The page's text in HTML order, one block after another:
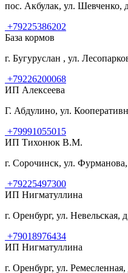
пос. Акбулак, ул. Шевченко,
+79225386202
База кормов
г. Бугуруслан , ул.
+79226200068
ИП Алексеева
Г. Абдулино, ул.
+79991055015
ИП Тихонюк В.М.
г. Сорочинск, ул.
+79225497300
ИП Нигматуллина
г. Оренбург, ул. Невельская,
+79018976434
ИП Нигматуллина
г. Оренбург, ул.